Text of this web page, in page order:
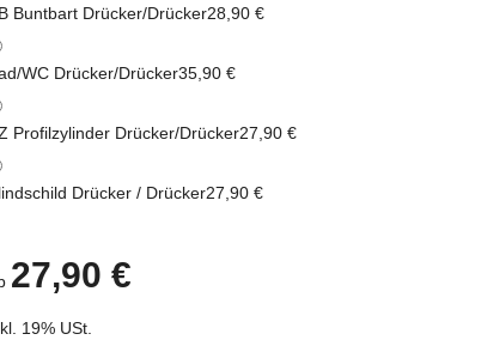
Buntbart Drücker/Drücker28,90 €
WC Drücker/Drücker35,90 €
Profilzylinder Drücker/Drücker27,90 €
Drücker / Drücker27,90 €
27,90 €
19% USt.